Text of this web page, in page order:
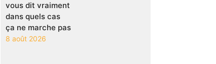
vous dit vraiment
dans quels cas
ça ne marche pas
8 août 2026